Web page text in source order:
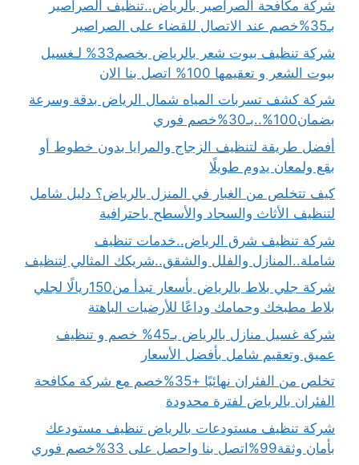
شركة مكافحة الصراصير بالرياض..تنظيف الصراصير
بـ35%خصم عند الاتصال للقضاء على الصراصير
شركة تنظيف بيوت شعر بالرياض بخصم33% لـغسيل
بيوت الشعر و تعقيمها 100% اتصل بنا الان
شركة كشف تسربات المياه شمال الرياض بدقة وسرعة
بضمان100%..بـ30%خصم فوري
أفضل طريقة لتنظيف الزجاج والمرايا بدون خطوط أو
بقع ولمعان يدوم طويلًا
كيف تتخلص من الغبار في المنزل بالرياض؟ دليل شامل
لتنظيف الأثاث والسجاد والأسطح باحترافية
شركة تنظيف شرق الرياض..خدمات تنظيف
شاملة..المنازل والفلل والشقق..شريكك المثالي لِتنظيف
شركة جلي بلاط بالرياض بأسعار تبدأ من150ريالًا لجلي
بلاط مطبخك وحمامك وداعًا للأرضيات الباهتة
شركة غسيل منازل بالرياض بـ45% خصم و تنظيف
عميق وتعقيم شامل بأفضل الأسعار
تخلص من الفئران نهائيًا +35%خصم مع شركة مكافحة
الفئران بالرياض لفترة محدودة
شركة تنظيف مستودعات بالرياض تنظيف مستودعك
بأمان وثقة99%اتصل بنا واحصل على 33%خصم فوري